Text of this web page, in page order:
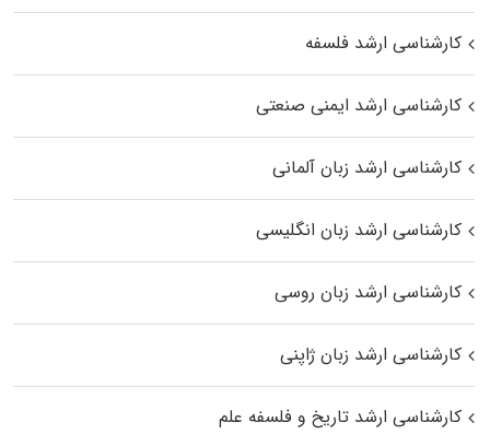
کارشناسی ارشد فلسفه
کارشناسی ارشد ایمنی صنعتی
کارشناسی ارشد زبان آلمانی
کارشناسی ارشد زبان انگلیسی
کارشناسی ارشد زبان روسی
کارشناسی ارشد زبان ژاپنی
کارشناسی ارشد تاریخ و فلسفه علم